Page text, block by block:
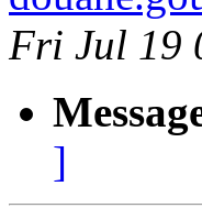
Fri Jul 19
]